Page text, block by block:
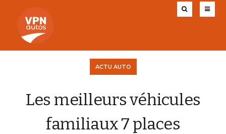
ACTU AUTO
Les meilleurs véhicules
familiaux 7 places